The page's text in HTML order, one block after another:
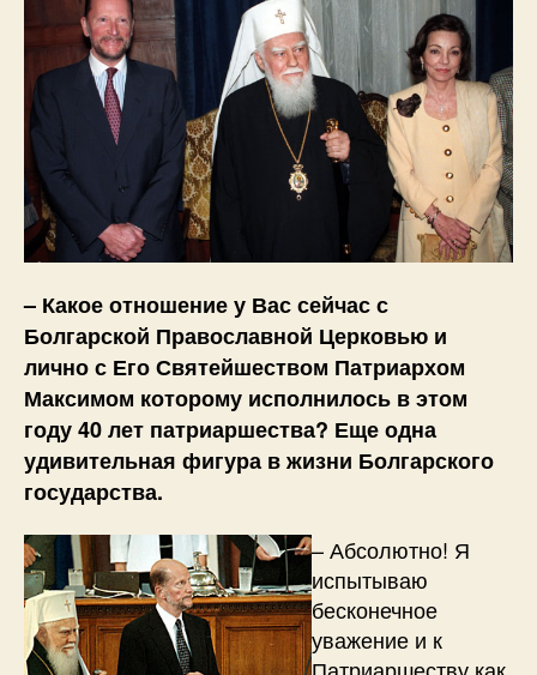
– Какое отношение у Вас сейчас с
Болгарской Православной Церковью и
лично с Его Святейшеством Патриархом
Максимом которому исполнилось в этом
году 40 лет патриаршества? Еще одна
удивительная фигура в жизни Болгарского
государства.
– Абсолютно! Я
испытываю
бесконечное
уважение и к
Патриаршеству как